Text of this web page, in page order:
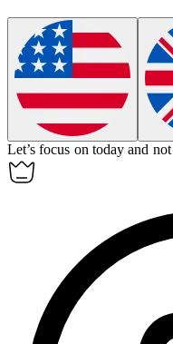
Let’s focus on today and